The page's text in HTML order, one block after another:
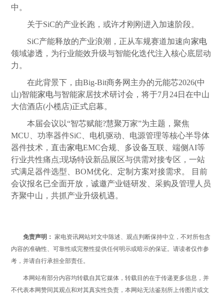
中。
关于SiC的产业长跑，或许才刚刚进入加速阶段。
SiC产能释放的产业浪潮，正从车规赛道加速向家电
领域渗透，为行业能效升级与智能化迭代注入核心底层动
力。
在此背景下，由Big-Bit商务网主办的元能芯2026(中
山)智能家电与智能家居技术研讨会，将于7月24日在中山
大信酒店(小榄店)正式启幕。
本届会议以“智芯赋能?慧聚万家”为主题，聚焦
MCU、功率器件SiC、电机驱动、电源管理等核心半导体
器件技术，直击家电EMC合规、多设备互联、端侧AI等
行业共性痛点;现场特设新品展区与供需对接专区，一站
式满足器件选型、BOM优化、定制方案对接需求。 目前
会议报名已全面开放，诚邀产业链研发、采购及管理人员
齐聚中山，共抓产业升级机遇。
免责声明： 家电资讯网站对文中陈述、观点判断保持中立，不对所包含
内容的准确性、可靠性或完整性提供任何明示或暗示的保证。请读者仅作参
考，并请自行承担全部责任。
本网站有部分内容均转载自其它媒体，转载目的在于传递更多信息，并
不代表本网赞同其观点和对其真实性负责，本网站无法鉴别所上传图片或文